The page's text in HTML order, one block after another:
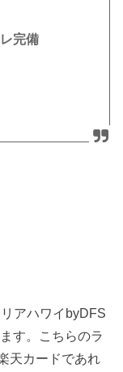
完備
アハワイbyDFS
す。こちらのラ
天カードであれ